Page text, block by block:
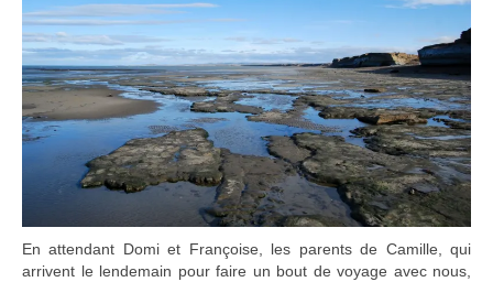
En attendant Domi et Françoise, les parents de Camille, qui
arrivent le lendemain pour faire un bout de voyage avec nous,